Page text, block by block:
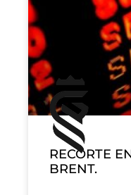
RECORTE
BRENT.